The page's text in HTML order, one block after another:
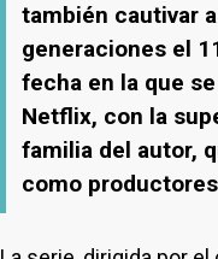
también cautivar
generaciones el
fecha en la que
Netflix, con la
familia del autor,
como